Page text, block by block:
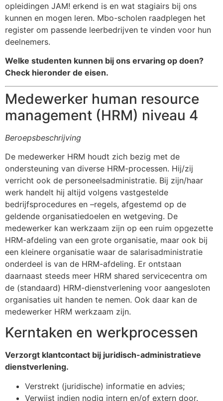
opleidingen JAM! erkend is en wat stagiairs bij ons
kunnen en mogen leren. Mbo-scholen raadplegen het
register om passende leerbedrijven te vinden voor hun
deelnemers.
Welke studenten kunnen bij ons ervaring op doen?
Check hieronder de eisen.
Medewerker human resource
management (HRM) niveau 4
Beroepsbeschrijving
De medewerker HRM houdt zich bezig met de
ondersteuning van diverse HRM-processen. Hij/zij
verricht ook de personeelsadministratie. Bij zijn/haar
werk handelt hij altijd volgens vastgestelde
bedrijfsprocedures en –regels, afgestemd op de
geldende organisatiedoelen en wetgeving. De
medewerker kan werkzaam zijn op een ruim opgezette
HRM-afdeling van een grote organisatie, maar ook bij
een kleinere organisatie waar de salarisadministratie
onderdeel is van de HRM-afdeling. Er ontstaan
daarnaast steeds meer HRM shared servicecentra om
de (standaard) HRM-dienstverlening voor aangesloten
organisaties uit handen te nemen. Ook daar kan de
medewerker HRM werkzaam zijn.
Kerntaken en werkprocessen
Verzorgt klantcontact bij juridisch-administratieve
dienstverlening.
Verstrekt (juridische) informatie en advies;
Verwijst indien nodig intern en/of extern door.